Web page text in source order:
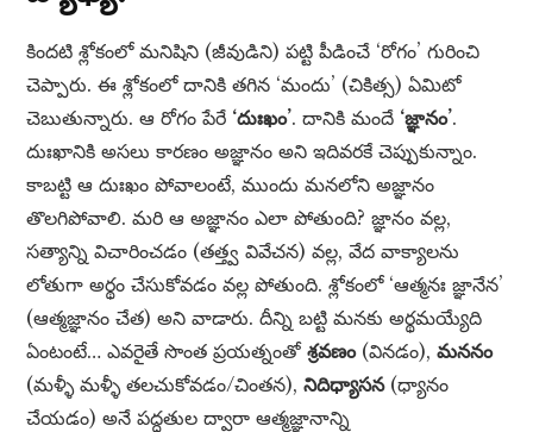
కిందటి శ్లోకంలో మనిషిని (జీవుడిని) పట్టి పీడించే ‘రోగం’ గురించి
చెప్పారు. ఈ శ్లోకంలో దానికి తగిన ‘మందు’ (చికిత్స) ఏమిటో
చెబుతున్నారు. ఆ రోగం పేరే ‘దుఃఖం’. దానికి మందే ‘జ్ఞానం’.
దుఃఖానికి అసలు కారణం అజ్ఞానం అని ఇదివరకే చెప్పుకున్నాం.
కాబట్టి ఆ దుఃఖం పోవాలంటే, ముందు మనలోని అజ్ఞానం
తొలగిపోవాలి. మరి ఆ అజ్ఞానం ఎలా పోతుంది? జ్ఞానం వల్ల,
సత్యాన్ని విచారించడం (తత్త్వ వివేచన) వల్ల, వేద వాక్యాలను
లోతుగా అర్థం చేసుకోవడం వల్ల పోతుంది. శ్లోకంలో ‘ఆత్మనః జ్ఞానేన’
(ఆత్మజ్ఞానం చేత) అని వాడారు. దీన్ని బట్టి మనకు అర్థమయ్యేది
ఏంటంటే… ఎవరైతే సొంత ప్రయత్నంతోశ్రవణం(వినడం),మననం
(మళ్ళీ మళ్ళీ తలచుకోవడం/చింతన),నిదిధ్యాసన(ధ్యానం
చేయడం) అనే పద్ధతుల ద్వారా ఆత్మజ్ఞానాన్ని